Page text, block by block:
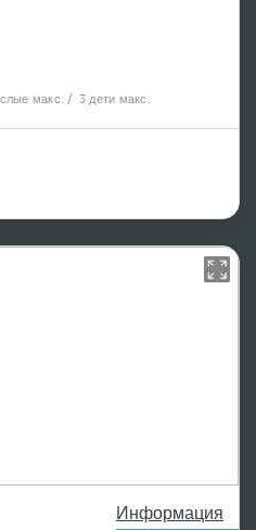
макс. / 3 дети макс.
Информация